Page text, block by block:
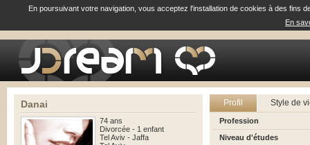
En poursuivant votre navigation, vous acceptez l'installation de cookies à des
En
Danai
74 ans
Divorcée - 1 enfant
Tel Aviv - Jaffa
Profil Style de
Profession
Niveau d'études